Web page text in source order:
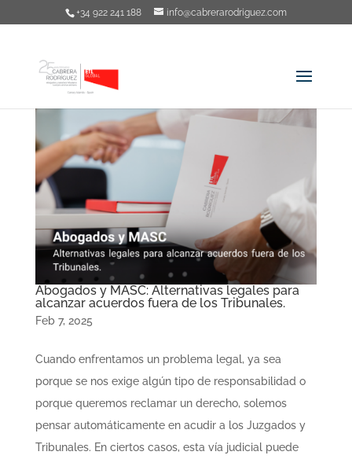
+34 922 241 188 info@cabrerarodriguez.com
Abogados y MASC: Alternativas legales para
alcanzar acuerdos fuera de los Tribunales.
Feb 7, 2025
Cuando enfrentamos un problema legal, ya sea
porque se nos exige algún tipo de responsabilidad o
porque queremos reclamar un derecho, solemos
pensar automáticamente en acudir a los Juzgados y
Tribunales. En ciertos casos, esta vía judicial puede